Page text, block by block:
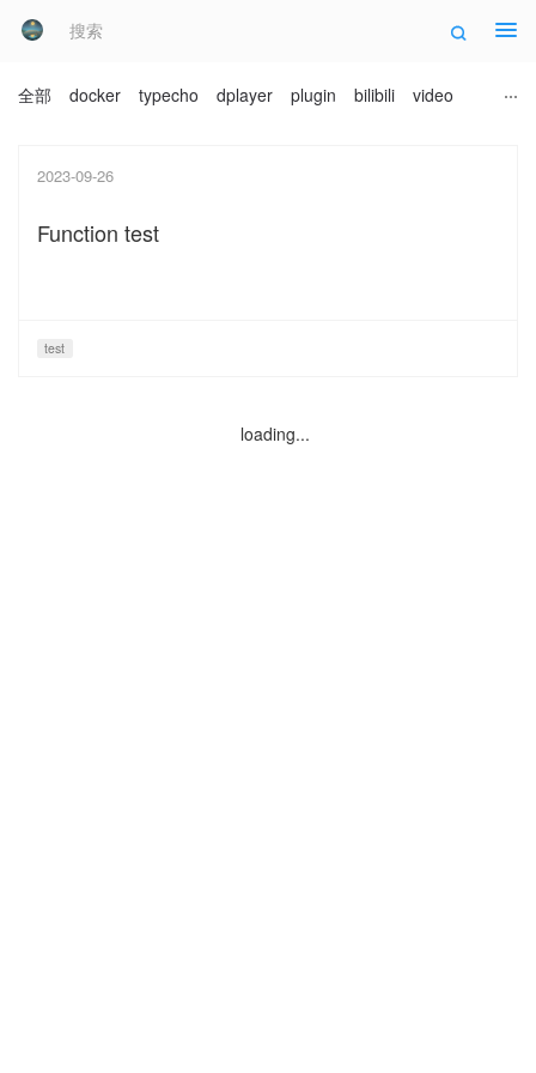
全部 docker typecho dplayer plugin bilibili video
2023-09-26
Function test
test
loading...